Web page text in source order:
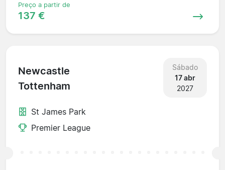
Preço a partir de
137 €
Newcastle
Tottenham
Sábado
17 abr
2027
St James Park
Premier League